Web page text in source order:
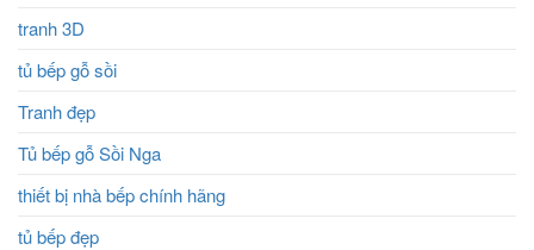
tranh 3D
tủ bếp gỗ sồi
Tranh đẹp
Tủ bếp gỗ Sồi Nga
thiết bị nhà bếp chính hãng
tủ bếp đẹp